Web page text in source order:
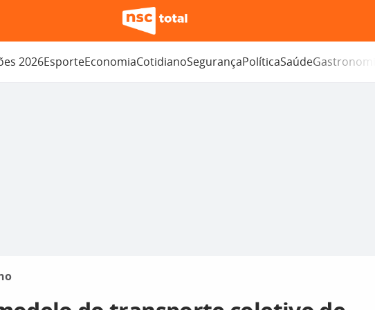
2026EsporteEconomiaCotidianoSegurançaPolíticaSaúdeGastronomia